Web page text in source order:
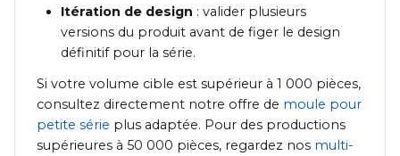
Itération de design : valider plusieurs
versions du produit avant de figer le design
définitif pour la série.
Si votre volume cible est supérieur à 1 000 pièces,
consultez directement notre offre de moule pour
petite série plus adaptée. Pour des productions
supérieures à 50 000 pièces, regardez nos multi-